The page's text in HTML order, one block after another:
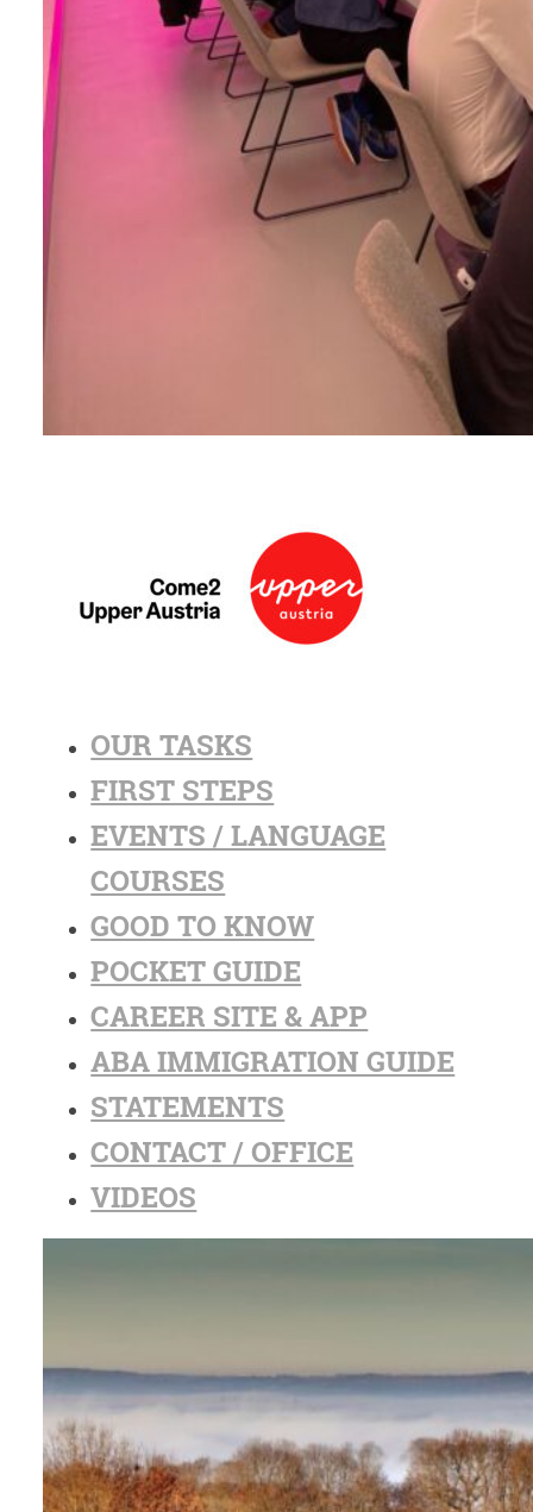
OUR TASKS
FIRST STEPS
EVENTS / LANGUAGE
COURSES
GOOD TO KNOW
POCKET GUIDE
CAREER SITE & APP
ABA IMMIGRATION GUIDE
STATEMENTS
CONTACT / OFFICE
VIDEOS